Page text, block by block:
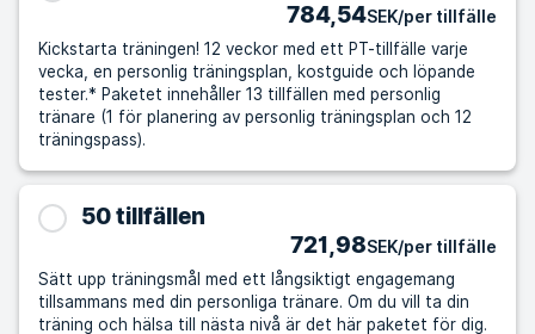
784,54SEK/per tillfälle
Kickstarta träningen! 12 veckor med ett PT-tillfälle varje
vecka, en personlig träningsplan, kostguide och löpande
tester.* Paketet innehåller 13 tillfällen med personlig
tränare (1 för planering av personlig träningsplan och 12
träningspass).
50 tillfällen
721,98SEK/per tillfälle
Sätt upp träningsmål med ett långsiktigt engagemang
tillsammans med din personliga tränare. Om du vill ta din
träning och hälsa till nästa nivå är det här paketet för dig.